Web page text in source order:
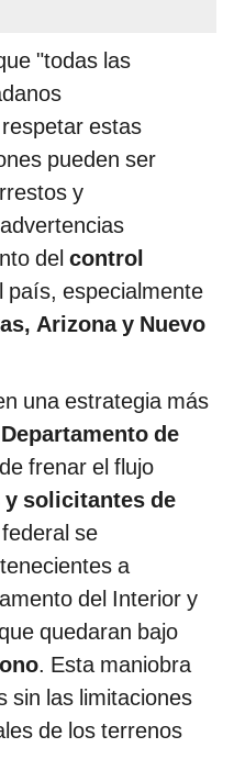
"todas las
estas
pueden ser
y
del control
país, especialmente
Arizona y Nuevo
una estrategia más
Departamento de
frenar el flujo
solicitantes de
se
a
del Interior y
quedaran bajo
. Esta maniobra
sin las limitaciones
de los terrenos